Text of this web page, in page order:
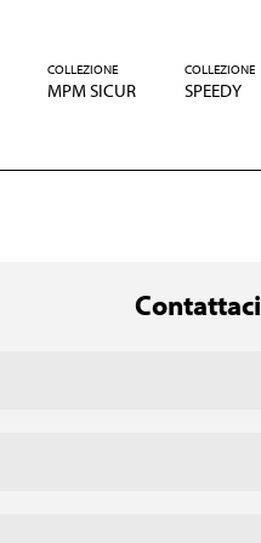
COLLEZIONE
MPM SICUR
COLLEZIONE
SPEEDY
Contattaci